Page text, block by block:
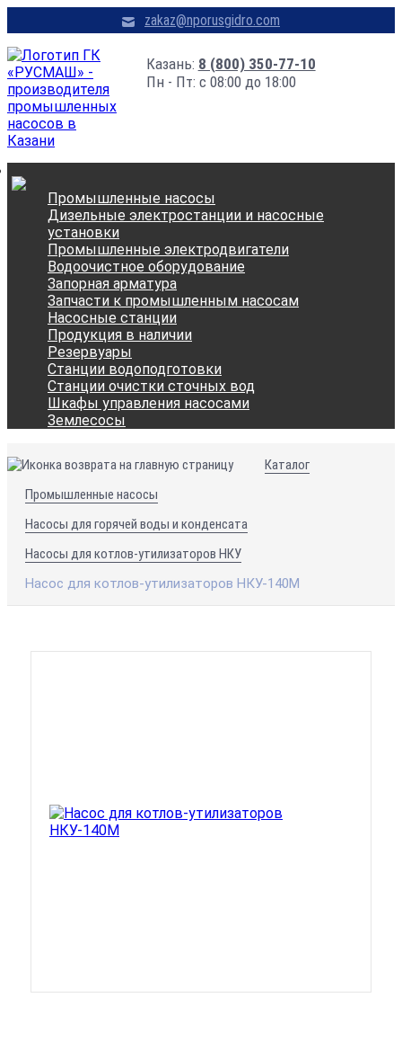
zakaz@nporusgidro.com
Казань: 8 (800) 350-77-10
Пн - Пт: с 08:00 до 18:00
Промышленные насосы
Дизельные электростанции и насосные
установки
Промышленные электродвигатели
Водоочистное оборудование
Запорная арматура
Запчасти к промышленным насосам
Насосные станции
Продукция в наличии
Резервуары
Станции водоподготовки
Станции очистки сточных вод
Шкафы управления насосами
Землесосы
Каталог
Промышленные насосы
Насосы для горячей воды и конденсата
Насосы для котлов-утилизаторов НКУ
Насос для котлов-утилизаторов НКУ-140М